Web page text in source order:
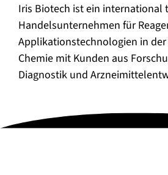
Iris Biotech ist ein international
Handelsunternehmen für
Applikationstechnologien in
Chemie mit Kunden aus
Diagnostik und